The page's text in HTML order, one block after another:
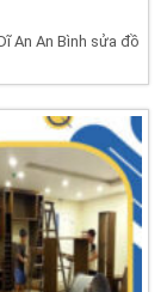
An An Bình sửa đồ